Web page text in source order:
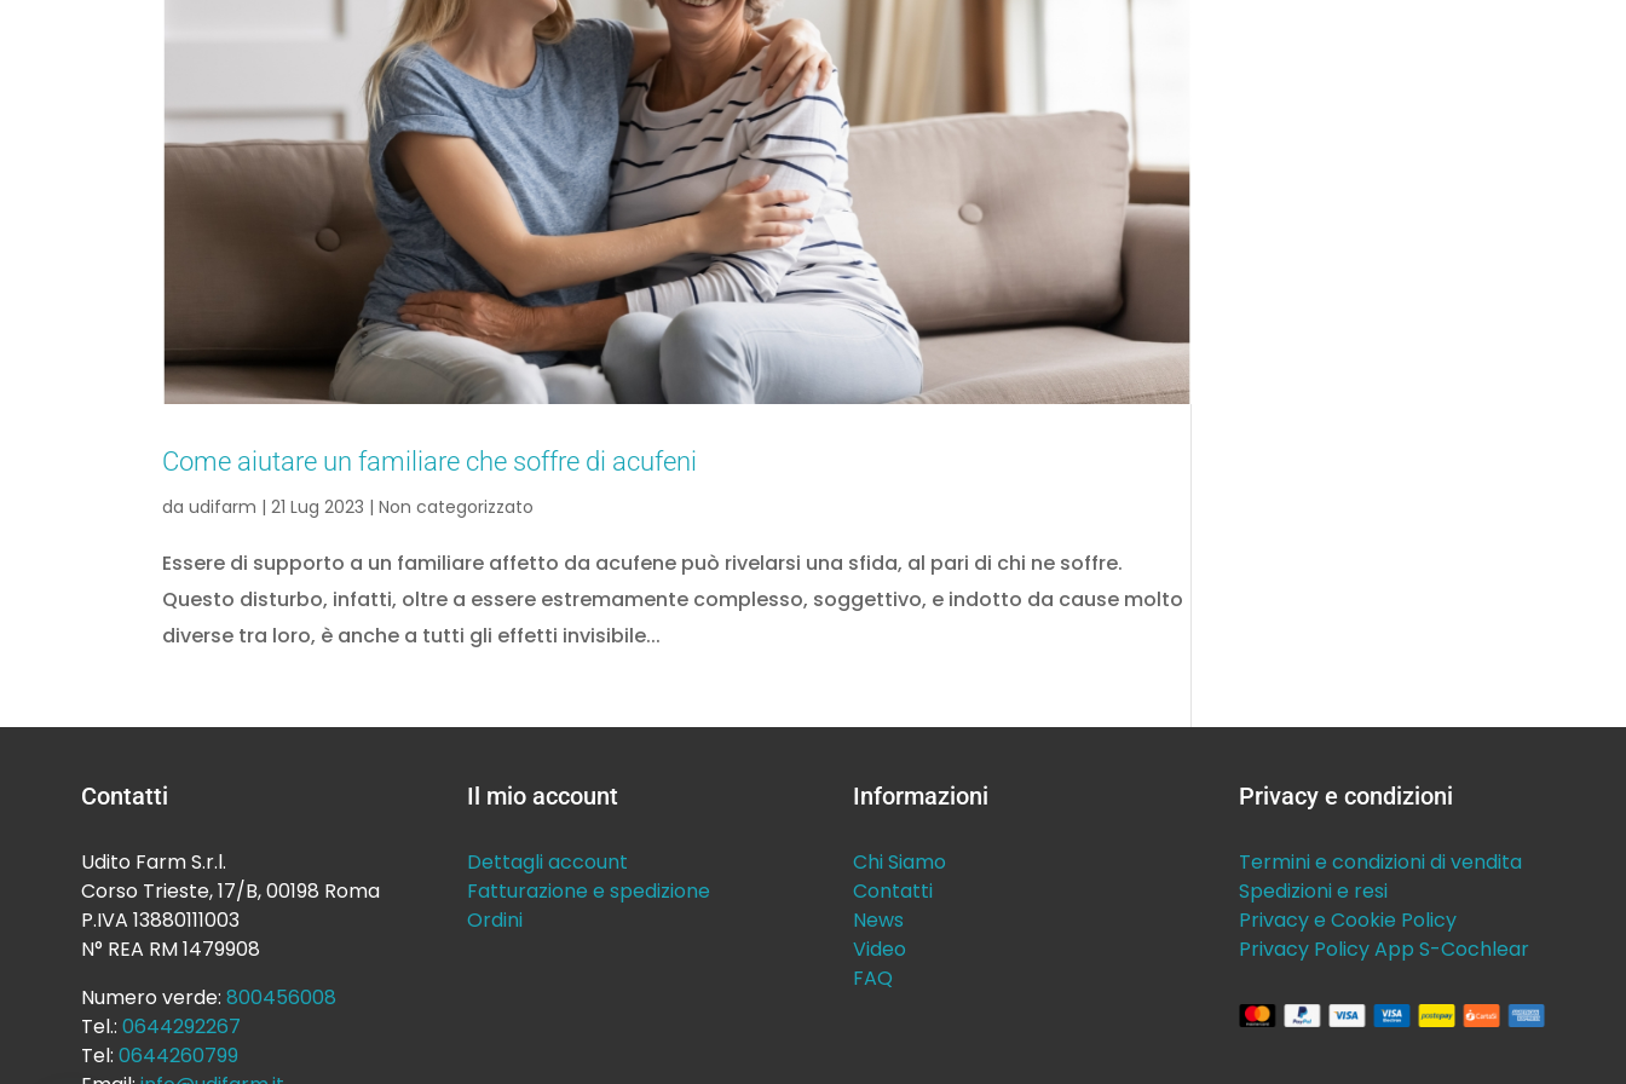
Come aiutare un familiare che soffre di acufeni
daudifarm |21 Lug 2023 |Non categorizzato
Essere di supporto a un familiare affetto da acufene può rivelarsi una sfida, al pari di chi ne soffre.
Questo disturbo, infatti, oltre a essere estremamente complesso, soggettivo, e indotto da cause molto
diverse tra loro, è anche a tutti gli effetti invisibile...
Contatti
Udito Farm S.r.l.
Corso Trieste, 17/B, 00198 Roma
P.IVA 13880111003
N° REA RM 1479908
Numero verde:800456008
Tel.:0644292267
Tel:0644260799
Il mio account
Dettagli account
Fatturazione e spedizione
Ordini
Informazioni
Chi Siamo
Contatti
News
Video
FAQ
Privacy e condizioni
Termini e condizioni di vendita
Spedizioni e resi
Privacy e Cookie Policy
Privacy Policy App S-Cochlear